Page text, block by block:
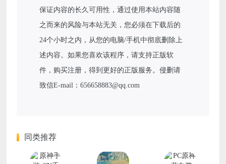
保证内容的长久可用性，通过使用本站内容随
之而来的风险与本站无关，您必须在下载后的
24个小时之内，从您的电脑/手机中彻底删除上
述内容。如果您喜欢该程序，请支持正版软
件，购买注册，得到更好的正版服务。侵删请
致信E-mail：656658883@qq.com
同类推荐